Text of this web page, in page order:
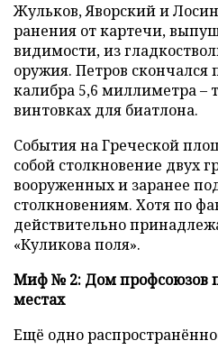
Жульков, Яворский и
ранения от картечи,
видимости, из
оружия. Петров скончался
калибра 5,6 миллиметра –
винтовках для биатлона.
События на Греческой
собой столкновение двух
вооруженных и заранее
столкновениям. Хотя по
действительно
«Куликова поля».
Миф № 2: Дом профсоюзов
местах
Ещё одно